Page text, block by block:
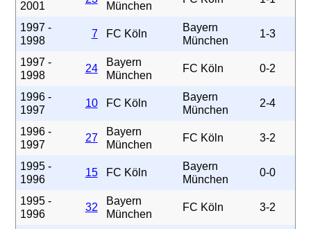
2001
München
1997 -
1998
7 FC Köln
Bayern
München
1-3
1997 -
1998
24
Bayern
München
FC Köln 0-2
1996 -
1997
10 FC Köln
Bayern
München
2-4
1996 -
1997
27
Bayern
München
FC Köln 3-2
1995 -
1996
15 FC Köln
Bayern
München
0-0
1995 -
1996
32
Bayern
München
FC Köln 3-2